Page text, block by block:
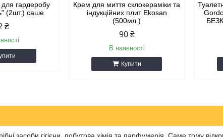
гардеробу
(2шт.) саше
₴
Крем для миття склокераміки та
індукційних плит Ekosan
(500мл.)
90 ₴
В наявності
Купити